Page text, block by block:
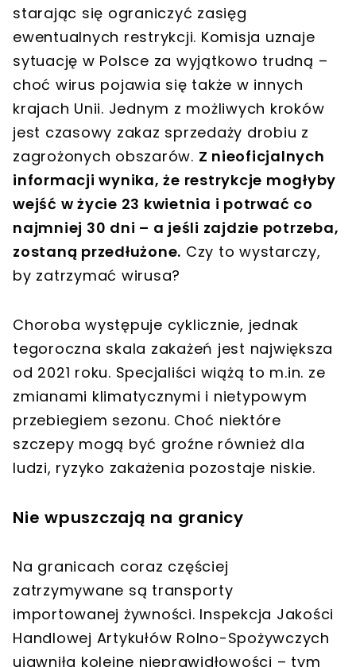
starając się ograniczyć zasięg
ewentualnych restrykcji. Komisja uznaje
sytuację w Polsce za wyjątkowo trudną –
choć wirus pojawia się także w innych
krajach Unii. Jednym z możliwych kroków
jest czasowy zakaz sprzedaży drobiu z
zagrożonych obszarów. Z nieoficjalnych
informacji wynika, że restrykcje mogłyby
wejść w życie 23 kwietnia i potrwać co
najmniej 30 dni – a jeśli zajdzie potrzeba,
zostaną przedłużone. Czy to wystarczy,
by zatrzymać wirusa?
Choroba występuje cyklicznie, jednak
tegoroczna skala zakażeń jest największa
od 2021 roku. Specjaliści wiążą to m.in. ze
zmianami klimatycznymi i nietypowym
przebiegiem sezonu. Choć niektóre
szczepy mogą być groźne również dla
ludzi, ryzyko zakażenia pozostaje niskie.
Nie wpuszczają na granicy
Na granicach coraz częściej
zatrzymywane są transporty
importowanej żywności. Inspekcja Jakości
Handlowej Artykułów Rolno-Spożywczych
ujawniła kolejne nieprawidłowości – tym